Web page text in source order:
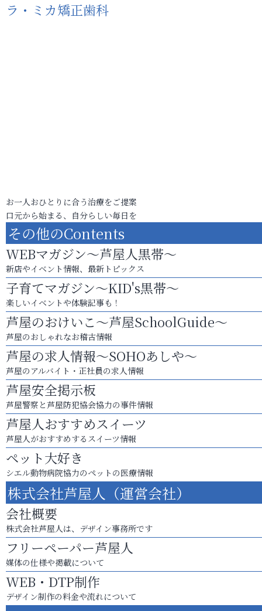
ラ・ミカ矯正歯科
お一人おひとりに合う治療をご提案
口元から始まる、自分らしい毎日を
その他のContents
WEBマガジン～芦屋人黒帯～
新店やイベント情報、最新トピックス
子育てマガジン～KID's黒帯～
楽しいイベントや体験記事も！
芦屋のおけいこ～芦屋SchoolGuide～
芦屋のおしゃれなお稽古情報
芦屋の求人情報～SOHOあしや～
芦屋のアルバイト・正社員の求人情報
芦屋安全掲示板
芦屋警察と芦屋防犯協会協力の事件情報
芦屋人おすすめスイーツ
芦屋人がおすすめするスイーツ情報
ペット大好き
シエル動物病院協力のペットの医療情報
株式会社芦屋人（運営会社）
会社概要
株式会社芦屋人は、デザイン事務所です
フリーペーパー芦屋人
媒体の仕様や掲載について
WEB・DTP制作
デザイン制作の料金や流れについて